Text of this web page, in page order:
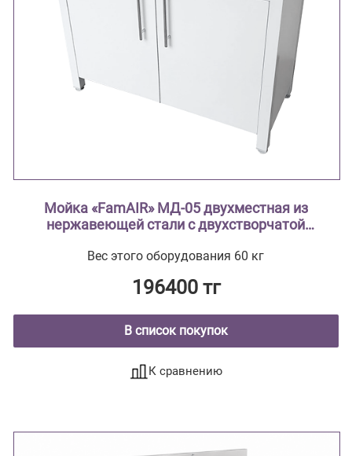
Мойка «FamAIR» МД-05 двухместная из
нержавеющей стали с двухстворчатой
Вес этого оборудования 60 кг
196400 тг
В список покупок
К сравнению